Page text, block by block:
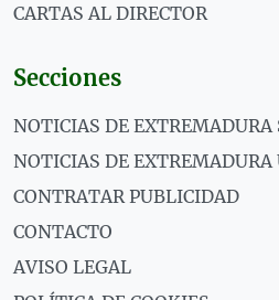
CARTAS AL DIRECTOR
Secciones
NOTICIAS DE EXTREMADURA
NOTICIAS DE
CONTRATAR PUBLICIDAD
CONTACTO
AVISO LEGAL